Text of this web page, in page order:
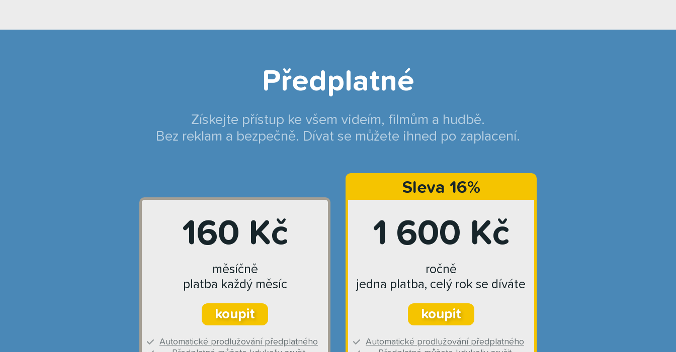
Předplatné
Získejte přístup ke všem videím, filmům a hudbě.
Bez reklam a bezpečně. Dívat se můžete ihned po zaplacení.
160 Kč
měsíčně
platba každý měsíc
koupit
Automatické prodlužování předplatného
Sleva 16%
1 600 Kč
ročně
jedna platba, celý rok se díváte
koupit
Automatické prodlužování předplatného